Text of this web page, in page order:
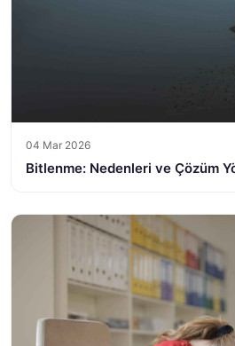
04 Mar 2026
Bitlenme: Nedenleri ve Çözüm